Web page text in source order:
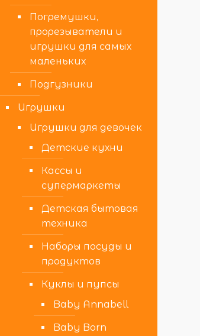
Погремушки,
прорезыватели и
игрушки для самых
маленьких
Подгузники
Игрушки
Игрушки для девочек
Детские кухни
Кассы и
супермаркеты
Детская бытовая
техника
Наборы посуды и
продуктов
Куклы и пупсы
Baby Annabell
Baby Born